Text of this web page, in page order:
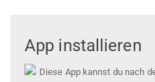
App installieren
Diese App kannst du nach